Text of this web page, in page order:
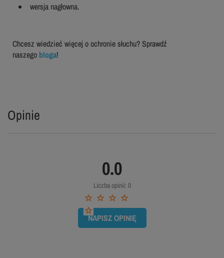
wersja nagłowna.
Chcesz wiedzieć więcej o ochronie słuchu? Sprawdź
naszego bloga!
Opinie
0.0
Liczba opinii: 0
NAPISZ OPINIĘ